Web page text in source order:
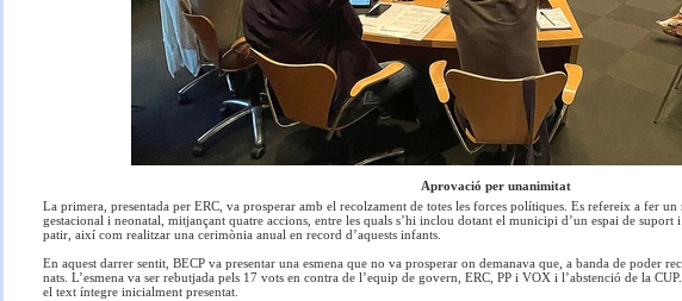
Aprovació per unanimitat
La primera, presentada per ERC, va prosperar amb el recolzament de totes les forces polítiques. Es refereix a fer
gestacional i neonatal, mitjançant quatre accions, entre les quals s’hi inclou dotant el municipi d’un espai de
patir, així com realitzar una cerimònia anual en record d’aquests infants.
En aquest darrer sentit, BECP va presentar una esmena que no va prosperar on demanava que, a banda de poder
nats. L’esmena va ser rebutjada pels 17 vots en contra de l’equip de govern, ERC, PP i VOX i l’abstenció de la
el text íntegre inicialment presentat.